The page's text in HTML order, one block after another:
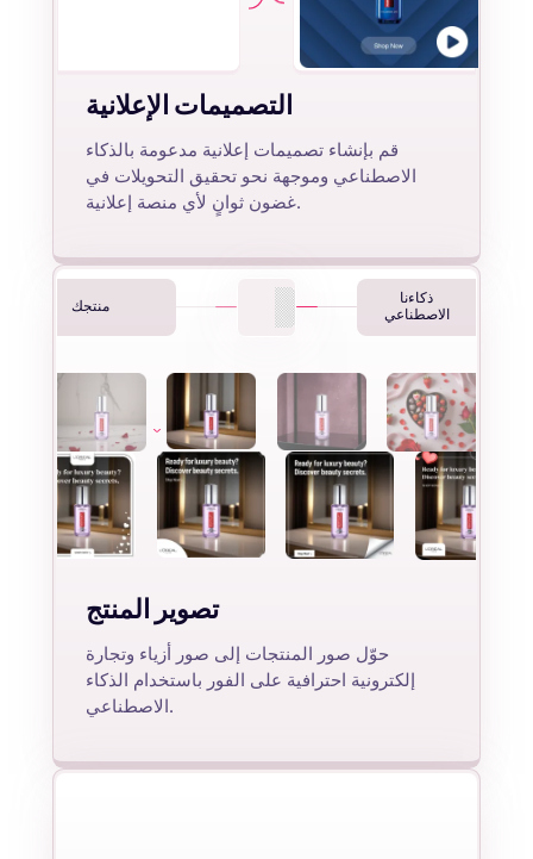
التصميمات الإعلانية
قم بإنشاء تصميمات إعلانية مدعومة بالذكاء
الاصطناعي وموجهة نحو تحقيق التحويلات في
غضون ثوانٍ لأي منصة إعلانية.
منتجك
ذكاءنا
الاصطناعي
تصوير المنتج
حوّل صور المنتجات إلى صور أزياء وتجارة
إلكترونية احترافية على الفور باستخدام الذكاء
الاصطناعي.